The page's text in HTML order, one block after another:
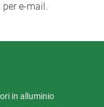
e-mail.
in alluminio